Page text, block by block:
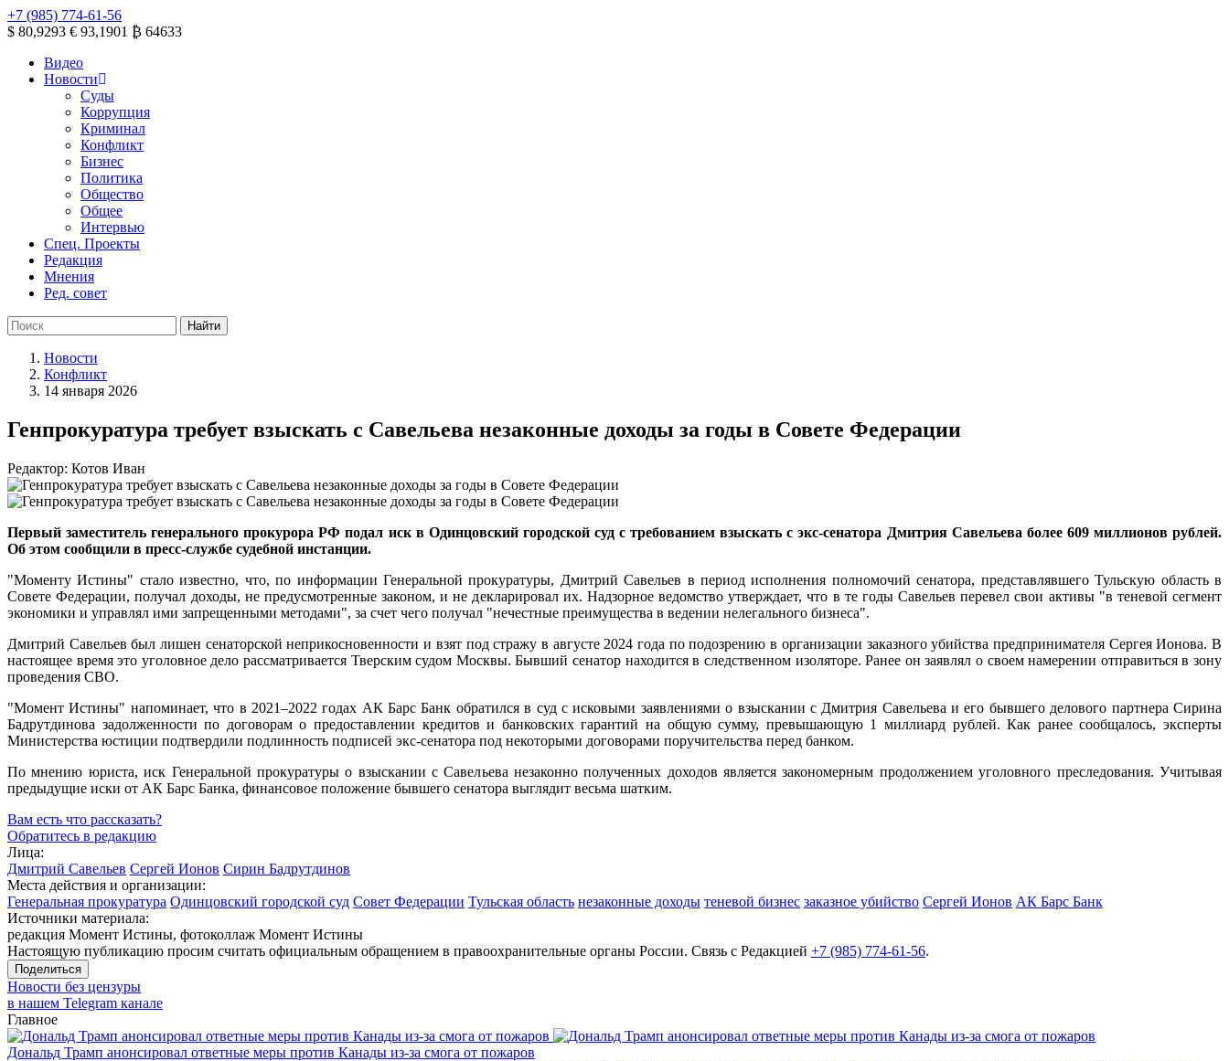
+7 (985) 774-61-56
$ 80,9293 € 93,1901 ₿ 64633
Видео
Новости
Суды
Коррупция
Криминал
Конфликт
Бизнес
Политика
Общество
Общее
Интервью
Спец. Проекты
Редакция
Мнения
Ред. совет
Новости
Конфликт
14 января 2026
Генпрокуратура требует взыскать с Савельева незаконные доходы за годы в Совете Федерации
Редактор: Котов Иван
Первый заместитель генерального прокурора РФ подал иск в Одинцовский городской суд с требованием взыскать с экс-сенатора Дмитрия Савельева более 609 миллионов рублей.
Об этом сообщили в пресс-службе судебной инстанции.
"Моменту Истины" стало известно, что, по информации Генеральной прокуратуры, Дмитрий Савельев в период исполнения полномочий сенатора, представлявшего Тульскую область в
Совете Федерации, получал доходы, не предусмотренные законом, и не декларировал их. Надзорное ведомство утверждает, что в те годы Савельев перевел свои активы "в теневой сегмент
экономики и управлял ими запрещенными методами", за счет чего получал "нечестные преимущества в ведении нелегального бизнеса".
Дмитрий Савельев был лишен сенаторской неприкосновенности и взят под стражу в августе 2024 года по подозрению в организации заказного убийства предпринимателя Сергея Ионова. В
настоящее время это уголовное дело рассматривается Тверским судом Москвы. Бывший сенатор находится в следственном изоляторе. Ранее он заявлял о своем намерении отправиться в зону
проведения СВО.
"Момент Истины" напоминает, что в 2021–2022 годах АК Барс Банк обратился в суд с исковыми заявлениями о взыскании с Дмитрия Савельева и его бывшего делового партнера Сирина
Бадрутдинова задолженности по договорам о предоставлении кредитов и банковских гарантий на общую сумму, превышающую 1 миллиард рублей. Как ранее сообщалось, эксперты
Министерства юстиции подтвердили подлинность подписей экс-сенатора под некоторыми договорами поручительства перед банком.
По мнению юриста, иск Генеральной прокуратуры о взыскании с Савельева незаконно полученных доходов является закономерным продолжением уголовного преследования. Учитывая
предыдущие иски от АК Барс Банка, финансовое положение бывшего сенатора выглядит весьма шатким.
Вам есть что рассказать?
Обратитесь в редакцию
Лица:
Дмитрий Савельев Сергей Ионов Сирин Бадрутдинов
Места действия и организации:
Генеральная прокуратура Одинцовский городской суд Совет Федерации Тульская область незаконные доходы теневой бизнес заказное убийство Сергей Ионов АК Барс Банк
Источники материала:
редакция Момент Истины, фотоколлаж Момент Истины
Настоящую публикацию просим считать официальным обращением в правоохранительные органы России. Связь с Редакцией +7 (985) 774-61-56.
Поделиться
Новости без цензуры
в нашем Telegram канале
Главное
Дональд Трамп анонсировал ответные меры против Канады из-за смога от пожаров